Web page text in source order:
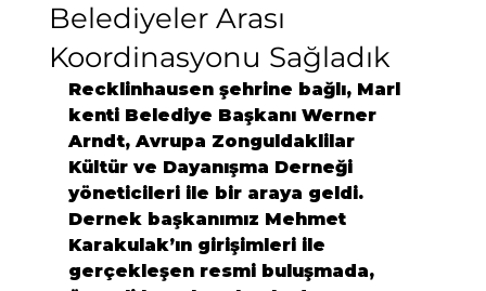
Belediyeler Arası
Koordinasyonu Sağladık
Recklinhausen şehrine bağlı, Marl
kenti Belediye Başkanı Werner
Arndt, Avrupa Zonguldaklilar
Kültür ve Dayanışma Derneği
yöneticileri ile bir araya geldi.
Dernek başkanımız Mehmet
Karakulak’ın girişimleri ile
gerçekleşen resmi buluşmada,